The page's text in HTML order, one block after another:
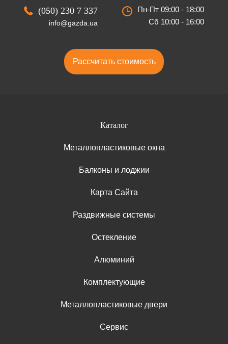
(050) 230 7 337
info@gazda.ua
Пн-Пт 09:00 - 18:00
Сб 10:00 - 16:00
Рассчитать стоимость
Каталог
Металлопластиковые окна
Балконы и лоджии
Карта Сайта
Раздвижные системы
Остекление
Алюминий
Комплектующие
Металлопластиковые двери
Сервис